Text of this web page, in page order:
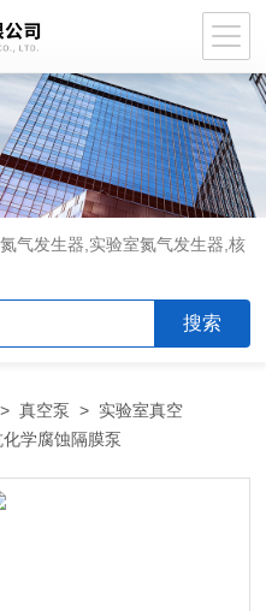
气发生器,实验室氮气发生器,核
>真空泵 > 实验室真空
学腐蚀隔膜泵